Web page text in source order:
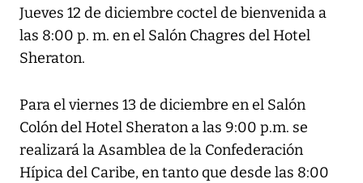
Jueves 12 de diciembre coctel de bienvenida a
las 8:00 p. m. en el Salón Chagres del Hotel
Sheraton.
Para el viernes 13 de diciembre en el Salón
Colón del Hotel Sheraton a las 9:00 p.m. se
realizará la Asamblea de la Confederación
Hípica del Caribe, en tanto que desde las 8:00